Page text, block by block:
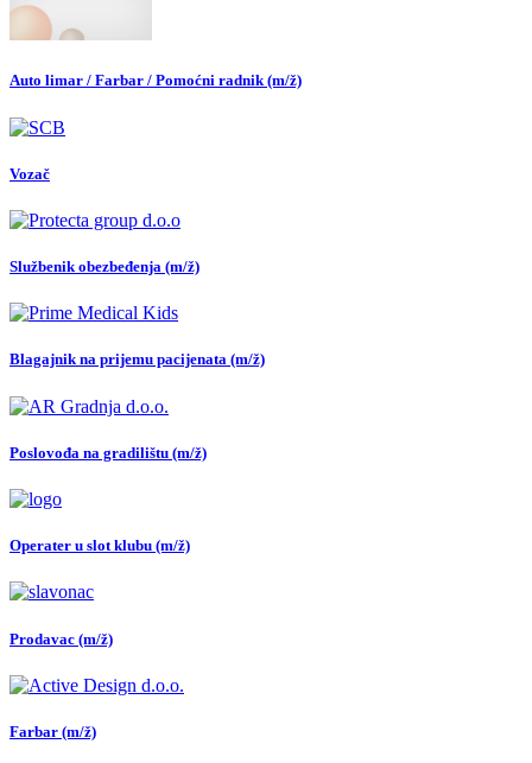
Auto limar / Farbar / Pomoćni radnik (m/ž)
Vozač
Službenik obezbeđenja (m/ž)
Blagajnik na prijemu pacijenata (m/ž)
Poslovođa na gradilištu (m/ž)
Operater u slot klubu (m/ž)
Prodavac (m/ž)
Farbar (m/ž)